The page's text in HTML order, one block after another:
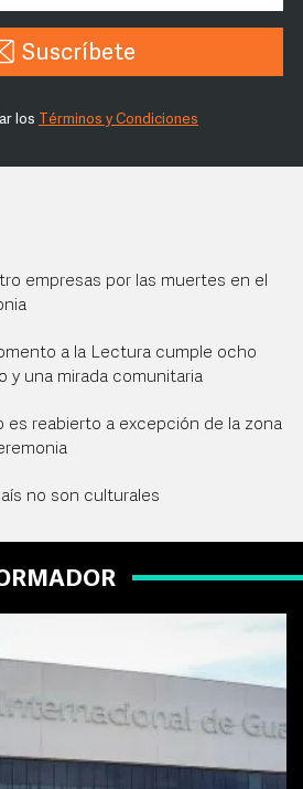
Suscríbete
los Términos y Condiciones
empresas por las muertes en el
a la Lectura cumple ocho
y una mirada comunitaria
es reabierto a excepción de la zona
no son culturales